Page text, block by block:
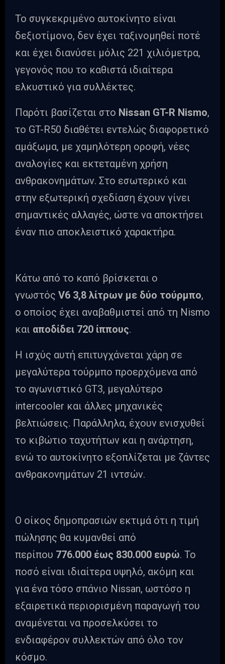
Το συγκεκριμένο αυτοκίνητο είναι
δεξιοτίμονο, δεν έχει ταξινομηθεί ποτέ
και έχει διανύσει μόλις 221 χιλιόμετρα,
γεγονός που το καθιστά ιδιαίτερα
ελκυστικό για συλλέκτες.
Παρότι βασίζεται στο Nissan GT-R Nismo,
το GT-R50 διαθέτει εντελώς διαφορετικό
αμάξωμα, με χαμηλότερη οροφή, νέες
αναλογίες και εκτεταμένη χρήση
ανθρακονημάτων. Στο εσωτερικό και
στην εξωτερική σχεδίαση έχουν γίνει
σημαντικές αλλαγές, ώστε να αποκτήσει
έναν πιο αποκλειστικό χαρακτήρα.
Κάτω από το καπό βρίσκεται ο
γνωστός V6 3,8 λίτρων με δύο τούρμπο,
ο οποίος έχει αναβαθμιστεί από τη Nismo
και αποδίδει 720 ίππους.
Η ισχύς αυτή επιτυγχάνεται χάρη σε
μεγαλύτερα τούρμπο προερχόμενα από
το αγωνιστικό GT3, μεγαλύτερο
intercooler και άλλες μηχανικές
βελτιώσεις. Παράλληλα, έχουν ενισχυθεί
το κιβώτιο ταχυτήτων και η ανάρτηση,
ενώ το αυτοκίνητο εξοπλίζεται με ζάντες
ανθρακονημάτων 21 ιντσών.
Ο οίκος δημοπρασιών εκτιμά ότι η τιμή
πώλησης θα κυμανθεί από
περίπου 776.000 έως 830.000 ευρώ. Το
ποσό είναι ιδιαίτερα υψηλό, ακόμη και
για ένα τόσο σπάνιο Nissan, ωστόσο η
εξαιρετικά περιορισμένη παραγωγή του
αναμένεται να προσελκύσει το
ενδιαφέρον συλλεκτών από όλο τον
κόσμο.